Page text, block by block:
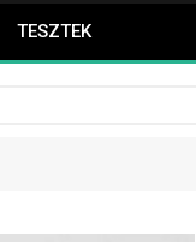
TESZTEK